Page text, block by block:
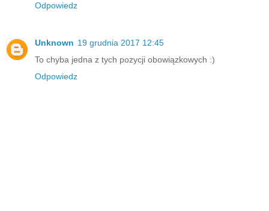
Odpowiedz
Unknown 19 grudnia 2017 12:45
To chyba jedna z tych pozycji obowiązkowych :)
Odpowiedz